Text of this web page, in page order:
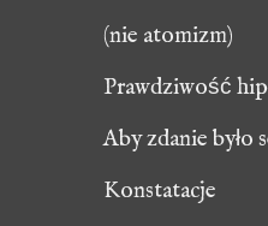
(nie atomizm)
Prawdziwość
Aby zdanie było
Konstatacje